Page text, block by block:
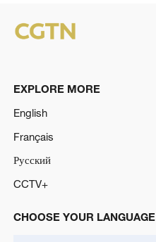
EXPLORE MORE
English
Français
Русский
CCTV+
CHOOSE YOUR LANGUAGE